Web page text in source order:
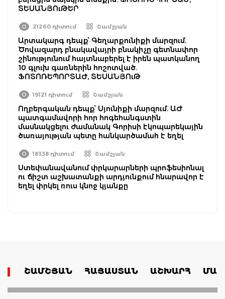
ՏԵՍԱՆՅՈւԹԵՐ
21260 դիտում Շամշյան
Արտակարգ դեպք՝ Գեղարքունիքի մարզում.
Ծովազարդ բնակավայրի բնակիչը գետնափոր
շինությունում հայտնաբերել է իրեն պատկանող
10 գլուխ գառներին հոշոտված.
ՖՈՏՈՌԵՊՈՐՏԱԺ, ՏԵՍԱՆՅՈւԹ
19121 դիտում Շամշյան
Ողբերգական դեպք՝ Սյունիքի մարզում. ԱԺ
պատգամավորի հոր հոգեհանգստին
մասնակցելու ժամանակ Գորիսի էկոպարեկային
ծառայության պետը հանկարծամահ է եղել
18338 դիտում Շամշյան
Ստեփանավանում փրկարարների պրոֆեսիոնալ
ու ճիշտ աշխատանքի արդյունքում հնարավոր է
եղել փրկել ռուս կնոջ կյանքը
ՇԱՄՇՅԱՆ ՀԱՅԱՍՏԱՆ ԱՇԽԱՐՀ